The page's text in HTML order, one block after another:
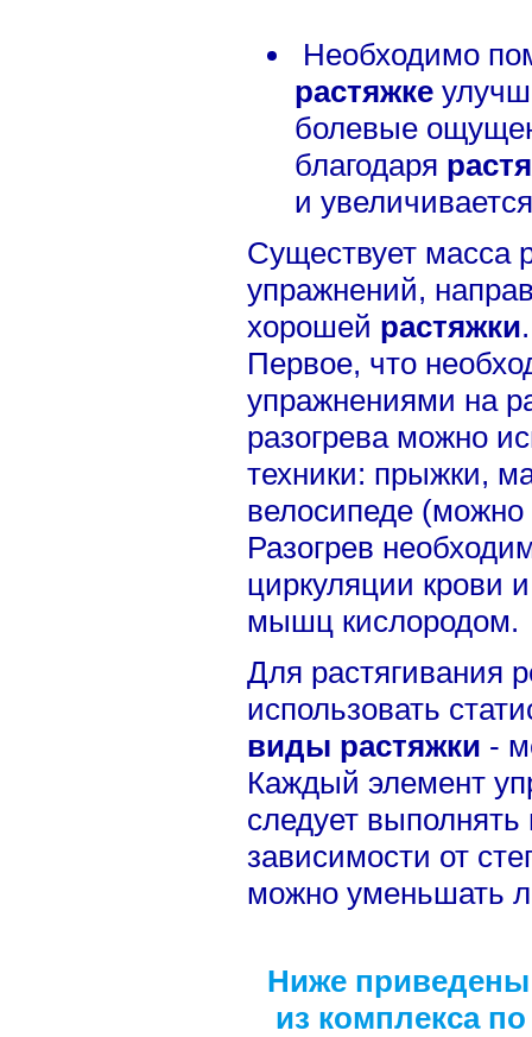
Необходимо
растяжке
болевые
благодаря
и
Существует масса
упражнений,
хорошей растяжки
Первое, что
упражнениями на
разогрева можно
техники: прыжки,
велосипеде
Разогрев
циркуляции крови
мышц кислородом.
Для растягивания
использовать
виды растяжки -
Каждый элемент
следует
зависимости от
можно уменьшать
Ниже
из комплекса по